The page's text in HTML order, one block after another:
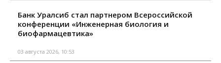
Банк Уралсиб стал партнером Всероссийской
конференции «Инженерная биология и
биофармацевтика»
03 августа 2026, 10:53